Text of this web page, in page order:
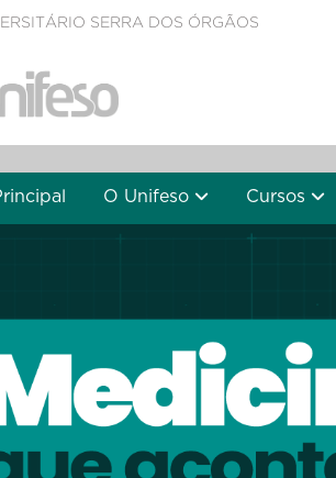
SERRA DOS ÓRGÃOS
O Unifeso Cursos